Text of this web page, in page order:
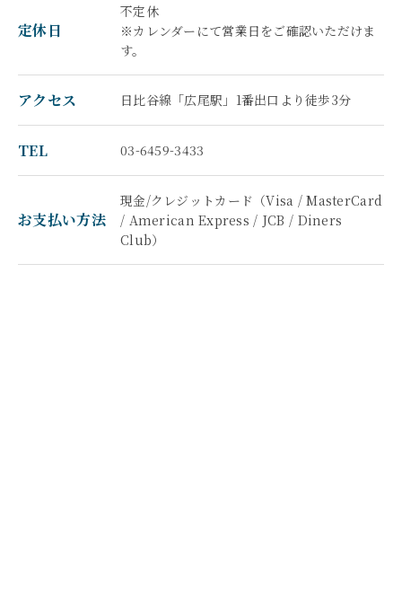
定休日
不定休
※カレンダーにて営業日をご確認いただけま
す。
アクセス 日比谷線「広尾駅」1番出口より徒歩3分
TEL 03-6459-3433
お支払い方法
現金/クレジットカード（Visa / MasterCard
/ American Express / JCB / Diners
Club）